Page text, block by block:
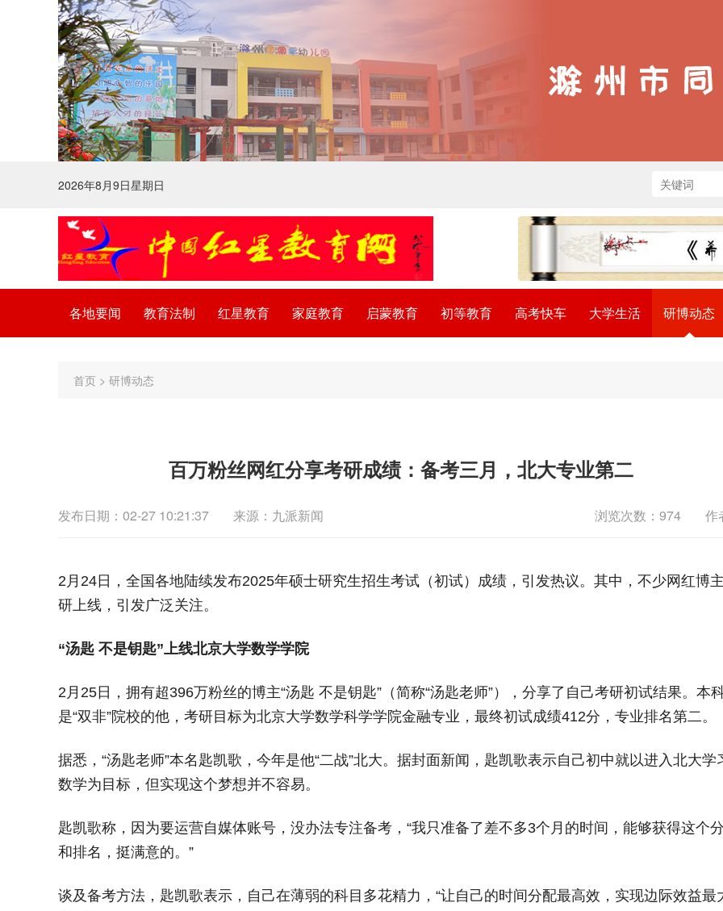
2026年8月9日星期日
各地要闻 教育法制 红星教育 家庭教育 启蒙教育 初等教育 高考快车 大学生活 研博动态
首页 > 研博动态
百万粉丝网红分享考研成绩：备考三月，北大专业第二
发布日期：02-27 10:21:37 来源：九派新闻 浏览次数： 974 作
2月24日，全国各地陆续发布2025年硕士研究生招生考试（初试）成绩，引发热议。其中，不少网红博
研上线，引发广泛关注。
“汤匙 不是钥匙”上线北京大学数学学院
2月25日，拥有超396万粉丝的博主“汤匙 不是钥匙”（简称“汤匙老师”），分享了自己考研初试结果。本
是“双非”院校的他，考研目标为北京大学数学科学学院金融专业，最终初试成绩412分，专业排名第二。
据悉，“汤匙老师”本名匙凯歌，今年是他“二战”北大。据封面新闻，匙凯歌表示自己初中就以进入北大学
数学为目标，但实现这个梦想并不容易。
匙凯歌称，因为要运营自媒体账号，没办法专注备考，“我只准备了差不多3个月的时间，能够获得这个
和排名，挺满意的。”
谈及备考方法，匙凯歌表示，自己在薄弱的科目多花精力，“让自己的时间分配最高效，实现边际效益最